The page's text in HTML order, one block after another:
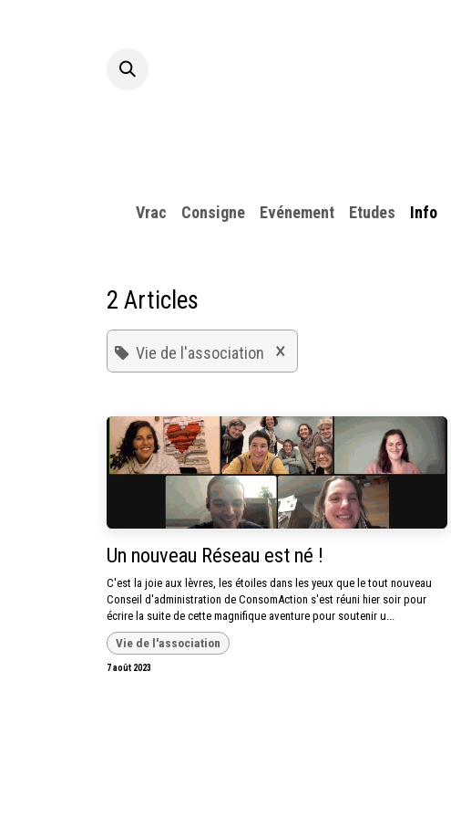
Vrac Consigne ​Evénement Etudes Info
2 Articles
Vie de l'association ×
Un nouveau Réseau est né !
C'est la joie aux lèvres, les étoiles dans les yeux que le tout nouveau
Conseil d'administration de ConsomAction s'est réuni hier soir pour
écrire la suite de cette magnifique aventure pour soutenir u...
Vie de l'association
7 août 2023